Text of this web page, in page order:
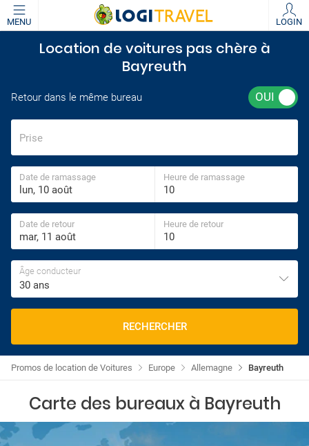
MENU LOGIN
Location de voitures pas chère à
Bayreuth
Retour dans le même bureau
Prise
Date de ramassage Heure de ramassage
Date de retour Heure de retour
Âge conducteur
30 ans
RECHERCHER
Bayreuth
Allemagne
Europe
Promos de location de Voitures
Carte des bureaux à Bayreuth